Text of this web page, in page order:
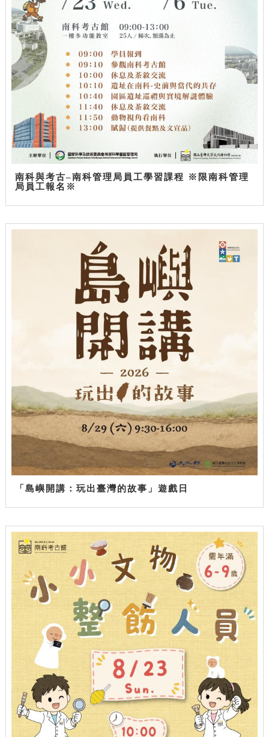
南科與考古–南科管理局員工學習課程 ※限南科管理
局員工報名※
「島嶼開講：玩出臺灣的故事」遊戲日